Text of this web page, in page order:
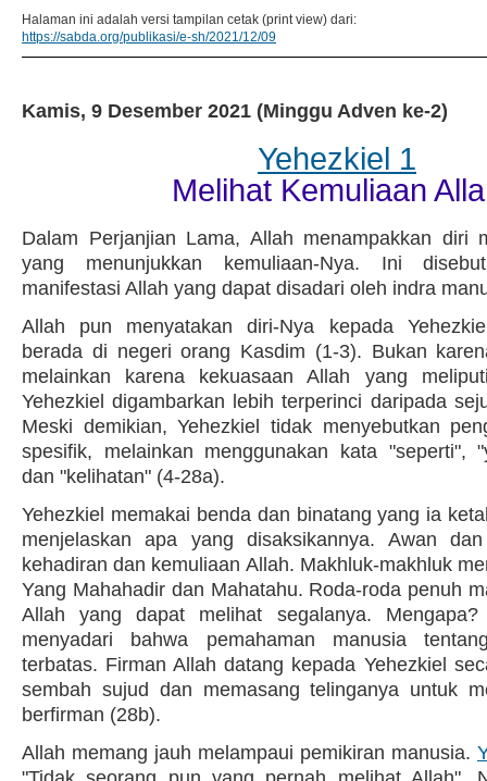
Halaman ini adalah versi tampilan cetak (print view) dari:
https://sabda.org/publikasi/e-sh/2021/12/09
Kamis, 9 Desember 2021 (Minggu Adven ke-2)
Yehezkiel 1
Melihat Kemuliaan
Dalam Perjanjian Lama, Allah menampakkan diri
yang menunjukkan kemuliaan-Nya. Ini
manifestasi Allah yang dapat disadari oleh indra
Allah pun menyatakan diri-Nya kepada
berada di negeri orang Kasdim (1-3). Bukan
melainkan karena kekuasaan Allah yang
Yehezkiel digambarkan lebih terperinci daripada
Meski demikian, Yehezkiel tidak menyebutkan
spesifik, melainkan menggunakan kata "seperti",
dan "kelihatan" (4-28a).
Yehezkiel memakai benda dan binatang yang ia
menjelaskan apa yang disaksikannya. Awan
kehadiran dan kemuliaan Allah. Makhluk-makhluk
Yang Mahahadir dan Mahatahu. Roda-roda penuh
Allah yang dapat melihat segalanya. Mengapa?
menyadari bahwa pemahaman manusia
terbatas. Firman Allah datang kepada Yehezkiel
sembah sujud dan memasang telinganya untuk
berfirman (28b).
Allah memang jauh melampaui pemikiran manusia.